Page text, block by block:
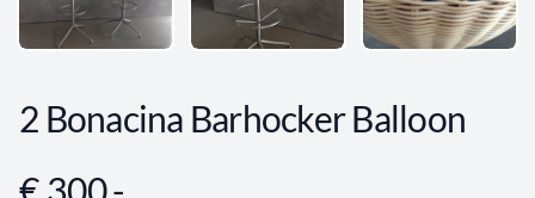
2 Bonacina Barhocker Balloon
Angebotsinformationen